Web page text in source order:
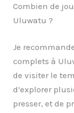
Combien de
Uluwatu ?
Je
complets à
de visiter le
d’explorer
presser, et de